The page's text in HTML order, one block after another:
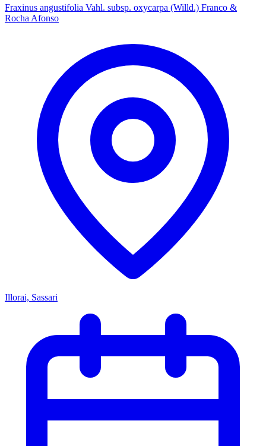
Fraxinus angustifolia Vahl. subsp. oxycarpa (Willd.) Franco &
Rocha Afonso
Illorai, Sassari